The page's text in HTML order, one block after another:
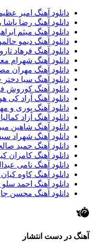
دانلود آهنگ امیر
دانلود آهنگ رضا پاشا
دانلود آهنگ میثم
دانلود آهنگ دیمو
دانلود آهنگ فرهاد
دانلود آهنگ شهرام
دانلود آهنگ مهران
دانلود آهنگ سیا
دانلود آهنگ کوروش
دانلود آهنگ آراد کی
دانلود آهنگ پوری و
دانلود آهنگ آزاد
دانلود آهنگ شاهین
دانلود آهنگ شهراد
دانلود آهنگ حمید
دانلود آهنگ کامران
دانلود آهنگ نامی
دانلود آهنگ کاوه
دانلود آهنگ احمد
دانلود آهنگ محسن
آهنگ در دست انتشار